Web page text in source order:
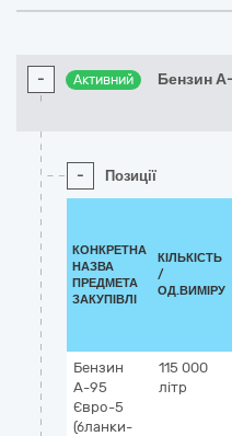
- Активний Бензин
- Позиції
КОНКРЕТНА
НАЗВА
ПРЕДМЕТА
ЗАКУПІВЛІ
КІЛЬКІСТЬ
/
ОД.ВИМІРУ
Бензин
А-95
Євро-5
(бланки-
115 000
літр